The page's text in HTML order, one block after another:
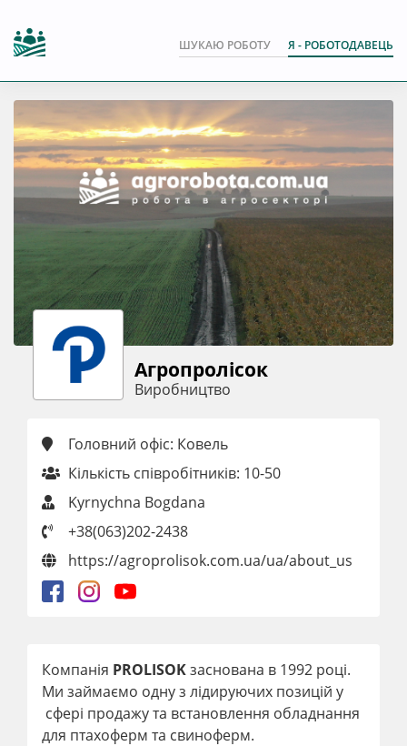
ШУКАЮ РОБОТУ Я - РОБОТОДАВЕЦЬ
Агропролісок
Виробництво
Головний офіс: Ковель
Кількість співробітників: 10-50
Kyrnychna Bogdana
+38(063)202-2438
https://agroprolisok.com.ua/ua/about_us
Компанія PROLISOKзаснована в 1992 році.
Ми займаємо одну з лідируючих позицій у
сфері продажу та встановлення обладнання
для птахоферм та свиноферм.